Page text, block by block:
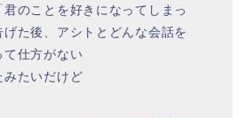
のことを好きになってしまっ
た後、アシトとどんな会話を
て仕方がない
みたいだけど